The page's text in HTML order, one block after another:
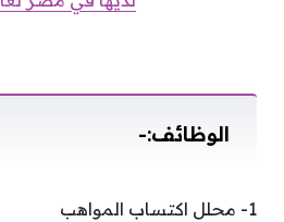
الوظائف:-
1- محلل اكتساب المواهب